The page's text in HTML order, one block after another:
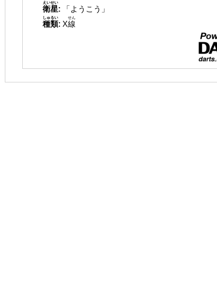
衛星
えいせい
:
「ようこう」
種類
しゅるい
: X線
せん